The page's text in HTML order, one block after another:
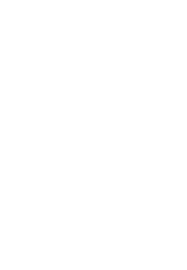
причин
себя: